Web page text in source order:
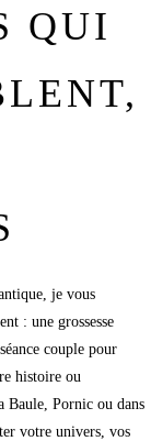
QUI
je vous
: une grossesse
couple pour
histoire ou
Baule, Pornic ou dans
votre univers, vos